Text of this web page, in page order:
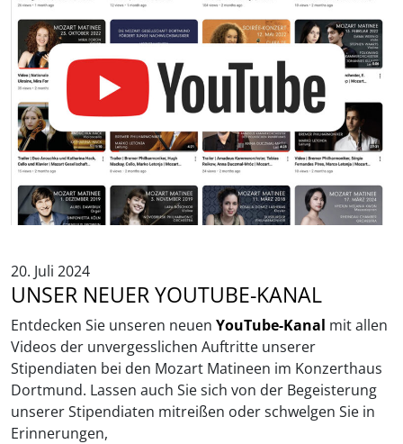
20. Juli 2024
UNSER NEUER YOUTUBE-KANAL
Entdecken Sie unseren neuen YouTube-Kanal mit allen
Videos der unvergesslichen Auftritte unserer
Stipendiaten bei den Mozart Matineen im Konzerthaus
Dortmund. Lassen auch Sie sich von der Begeisterung
unserer Stipendiaten mitreißen oder schwelgen Sie in
Erinnerungen,